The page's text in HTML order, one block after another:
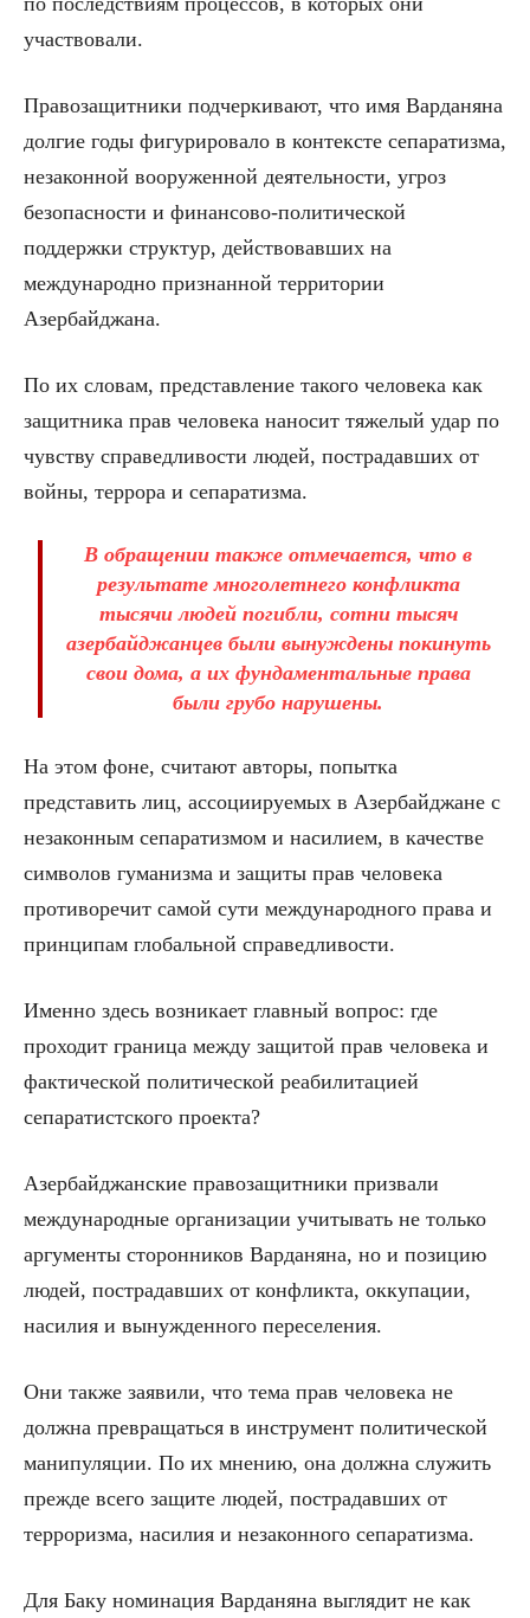
участвовали.
Правозащитники подчеркивают, что имя Варданяна
долгие годы фигурировало в контексте сепаратизма,
незаконной вооруженной деятельности, угроз
безопасности и финансово-политической
поддержки структур, действовавших на
международно признанной территории
Азербайджана.
По их словам, представление такого человека как
защитника прав человека наносит тяжелый удар по
чувству справедливости людей, пострадавших от
войны, террора и сепаратизма.
В обращении также отмечается, что в
результате многолетнего конфликта
тысячи людей погибли, сотни тысяч
азербайджанцев были вынуждены покинуть
свои дома, а их фундаментальные права
были грубо нарушены.
На этом фоне, считают авторы, попытка
представить лиц, ассоциируемых в Азербайджане с
незаконным сепаратизмом и насилием, в качестве
символов гуманизма и защиты прав человека
противоречит самой сути международного права и
принципам глобальной справедливости.
Именно здесь возникает главный вопрос: где
проходит граница между защитой прав человека и
фактической политической реабилитацией
сепаратистского проекта?
Азербайджанские правозащитники призвали
международные организации учитывать не только
аргументы сторонников Варданяна, но и позицию
людей, пострадавших от конфликта, оккупации,
насилия и вынужденного переселения.
Они также заявили, что тема прав человека не
должна превращаться в инструмент политической
манипуляции. По их мнению, она должна служить
прежде всего защите людей, пострадавших от
терроризма, насилия и незаконного сепаратизма.
Для Баку номинация Варданяна выглядит не как